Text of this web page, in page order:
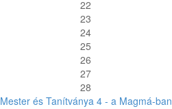
22
23
24
25
26
27
28
Mester és Tanítványa 4 - a Magmá-ban